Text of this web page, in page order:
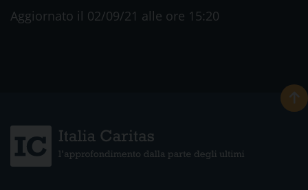
Aggiornato il 02/09/21 alle ore 15:20